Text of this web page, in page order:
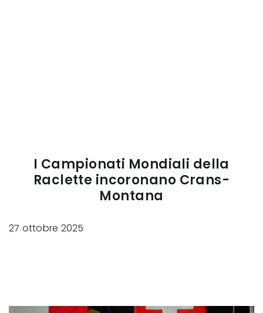
I Campionati Mondiali della
Raclette incoronano Crans-
Montana
27 ottobre 2025